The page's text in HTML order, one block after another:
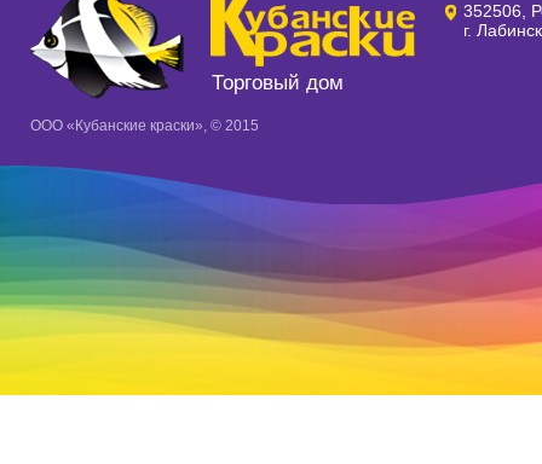
Торговый дом
352506,
г.
ООО «Кубанские краски», © 2015